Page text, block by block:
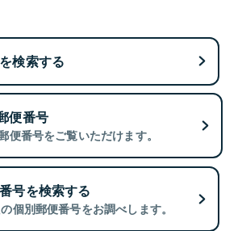
検索する
便番号
便番号をご覧いただけます。
号を検索する
個別郵便番号をお調べします。